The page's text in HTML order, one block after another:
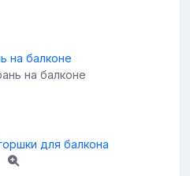
на балконе